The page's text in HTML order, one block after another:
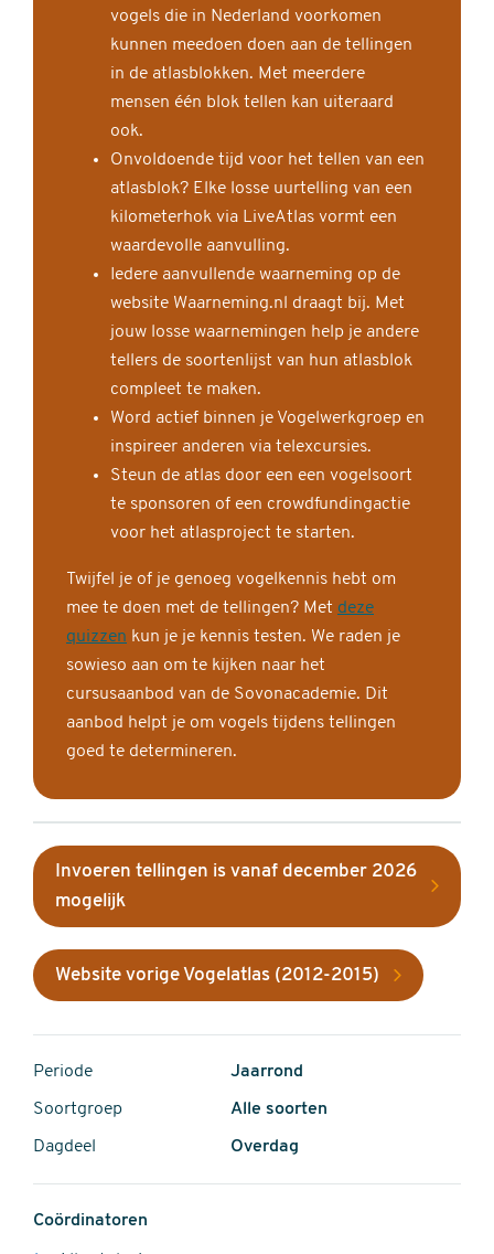
vogels die in Nederland voorkomen
kunnen meedoen doen aan de tellingen
in de atlasblokken. Met meerdere
mensen één blok tellen kan uiteraard
ook.
Onvoldoende tijd voor het tellen van een
atlasblok? Elke losse uurtelling van een
kilometerhok via LiveAtlas vormt een
waardevolle aanvulling.
Iedere aanvullende waarneming op de
website Waarneming.nl draagt bij. Met
jouw losse waarnemingen help je andere
tellers de soortenlijst van hun atlasblok
compleet te maken.
Word actief binnen je Vogelwerkgroep en
inspireer anderen via telexcursies.
Steun de atlas door een een vogelsoort
te sponsoren of een crowdfundingactie
voor het atlasproject te starten.
Twijfel je of je genoeg vogelkennis hebt om
mee te doen met de tellingen? Met deze
quizzen kun je je kennis testen. We raden je
sowieso aan om te kijken naar het
cursusaanbod van de Sovonacademie. Dit
aanbod helpt je om vogels tijdens tellingen
goed te determineren.
Invoeren tellingen is vanaf december 2026
mogelijk
Website vorige Vogelatlas (2012-2015)
Periode Jaarrond
Soortgroep Alle soorten
Dagdeel Overdag
Coördinatoren